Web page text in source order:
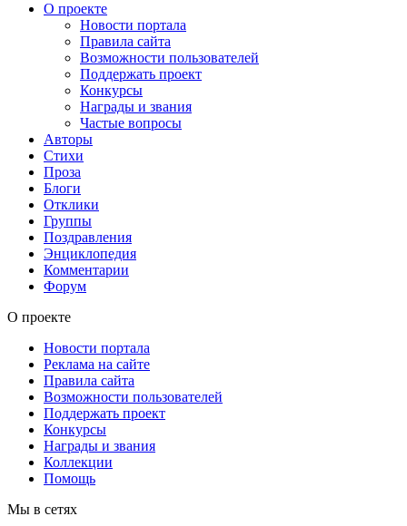
О проекте
Новости портала
Правила сайта
Возможности пользователей
Поддержать проект
Конкурсы
Награды и звания
Частые вопросы
Авторы
Стихи
Проза
Блоги
Отклики
Группы
Поздравления
Энциклопедия
Комментарии
Форум
О проекте
Новости портала
Реклама на сайте
Правила сайта
Возможности пользователей
Поддержать проект
Конкурсы
Награды и звания
Коллекции
Помощь
Мы в сетях